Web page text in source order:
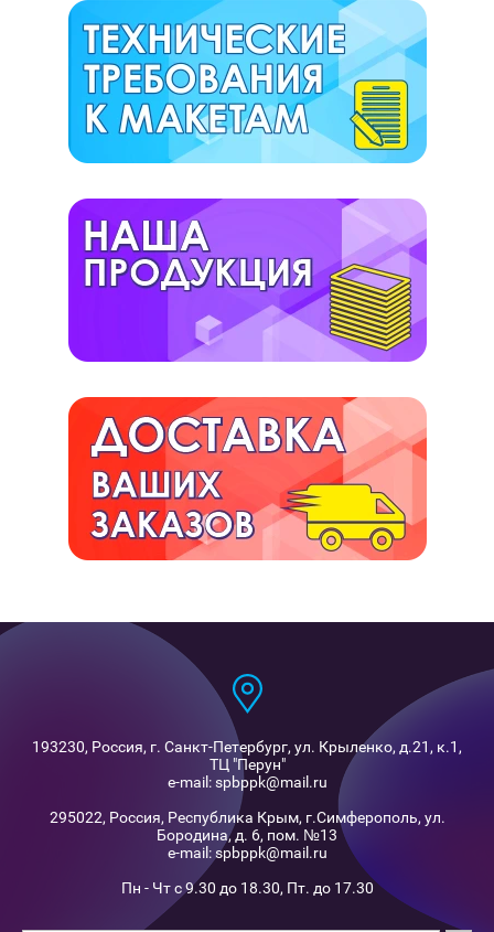
193230, Россия, г. Санкт-Петербург, ул. Крыленко, д.21, к.1,
ТЦ "Перун"
e-mail: spbppk@mail.ru
295022, Россия, Республика Крым, г.Симферополь, ул.
Бородина, д. 6, пом. №13
e-mail: spbppk@mail.ru
Пн - Чт с 9.30 до 18.30, Пт. до 17.30